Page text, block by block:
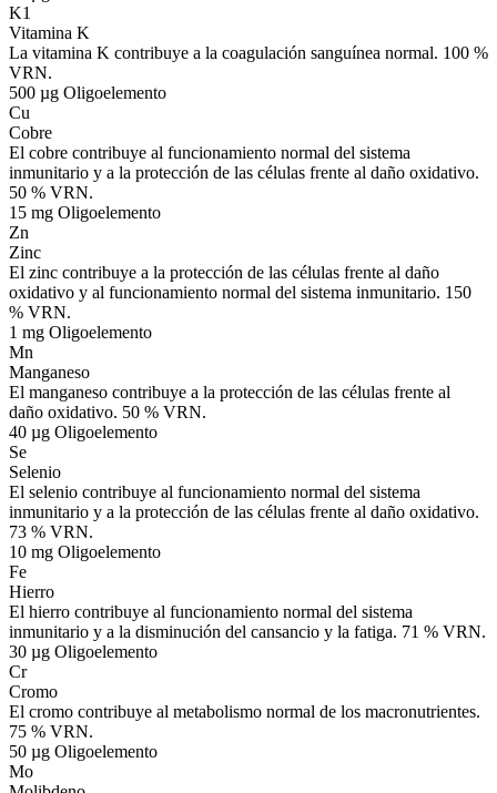
K1
Vitamina K
La vitamina K contribuye a la coagulación sanguínea normal. 100 %
VRN.
500 µg Oligoelemento
Cu
Cobre
El cobre contribuye al funcionamiento normal del sistema
inmunitario y a la protección de las células frente al daño oxidativo.
50 % VRN.
15 mg Oligoelemento
Zn
Zinc
El zinc contribuye a la protección de las células frente al daño
oxidativo y al funcionamiento normal del sistema inmunitario. 150
% VRN.
1 mg Oligoelemento
Mn
Manganeso
El manganeso contribuye a la protección de las células frente al
daño oxidativo. 50 % VRN.
40 µg Oligoelemento
Se
Selenio
El selenio contribuye al funcionamiento normal del sistema
inmunitario y a la protección de las células frente al daño oxidativo.
73 % VRN.
10 mg Oligoelemento
Fe
Hierro
El hierro contribuye al funcionamiento normal del sistema
inmunitario y a la disminución del cansancio y la fatiga. 71 % VRN.
30 µg Oligoelemento
Cr
Cromo
El cromo contribuye al metabolismo normal de los macronutrientes.
75 % VRN.
50 µg Oligoelemento
Mo